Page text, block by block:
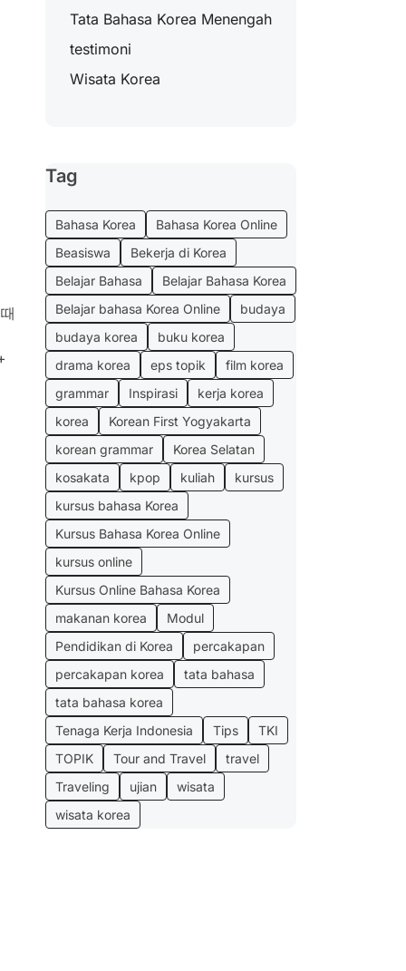
Tata Bahasa Korea Menengah
testimoni
Wisata Korea
Tag
Bahasa Korea
Bahasa Korea Online
Beasiswa
Bekerja di Korea
Belajar Bahasa
Belajar Bahasa Korea
Belajar bahasa Korea Online
budaya
budaya korea
buku korea
drama korea
eps topik
film korea
grammar
Inspirasi
kerja korea
korea
Korean First Yogyakarta
korean grammar
Korea Selatan
kosakata
kpop kuliah
kursus
kursus bahasa Korea
Kursus Bahasa Korea Online
kursus online
Kursus Online Bahasa Korea
makanan korea
Modul
Pendidikan di Korea
percakapan
percakapan korea
tata bahasa
tata bahasa korea
Tenaga Kerja Indonesia
Tips
TKI
TOPIK
Tour and Travel
travel
Traveling
ujian
wisata
wisata korea